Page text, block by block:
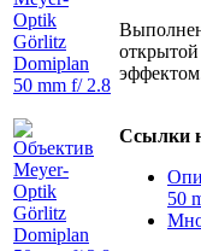
Ссылки
50